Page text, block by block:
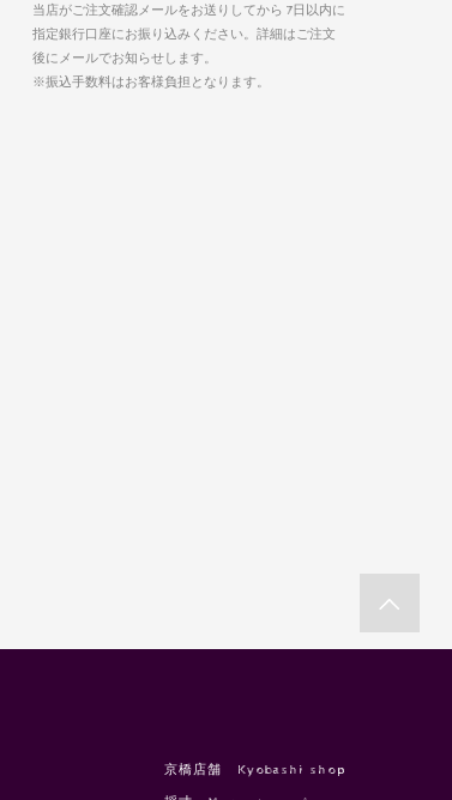
当店がご注文確認メールをお送りしてから 7日以内に
指定銀行口座にお振り込みください。詳細はご注文
後にメールでお知らせします。
※振込手数料はお客様負担となります。
京橋店舗 Kyobashi shop